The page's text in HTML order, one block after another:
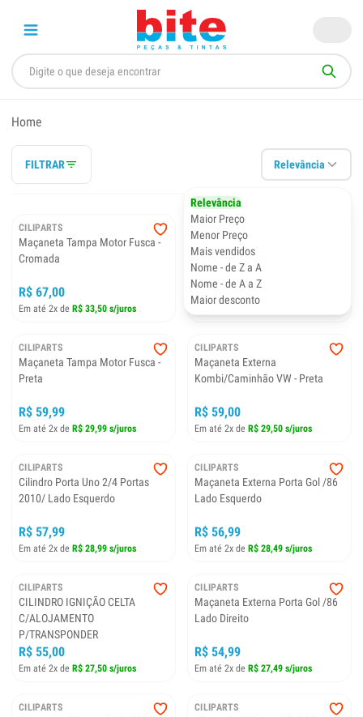
Home
FILTRAR Relevância
Relevância
Maior Preço
Menor Preço
Mais vendidos
Nome - de Z a A
Nome - de A a Z
Maior desconto
CILIPARTS
Maçaneta Tampa Motor Fusca -
Cromada
R$ 67,00
Em até 2x de R$ 33,50 s/juros
CILIPARTS
Maçaneta Externa Porta
Mercedes Benz Cara Preta
R$ 61,99
CILIPARTS
Maçaneta Tampa Motor Fusca -
Preta
R$ 59,99
Em até 2x de R$ 29,99 s/juros
CILIPARTS
Maçaneta Externa
Kombi/Caminhão VW - Preta
R$ 59,00
Em até 2x de R$ 29,50 s/juros
CILIPARTS
Cilindro Porta Uno 2/4 Portas
2010/ Lado Esquerdo
R$ 57,99
Em até 2x de R$ 28,99 s/juros
CILIPARTS
Maçaneta Externa Porta Gol /86
Lado Esquerdo
R$ 56,99
Em até 2x de R$ 28,49 s/juros
CILIPARTS
CILINDRO IGNIÇÃO CELTA
C/ALOJAMENTO
P/TRANSPONDER
R$ 55,00
Em até 2x de R$ 27,50 s/juros
CILIPARTS
Maçaneta Externa Porta Gol /86
Lado Direito
R$ 54,99
Em até 2x de R$ 27,49 s/juros
CILIPARTS CILIPARTS